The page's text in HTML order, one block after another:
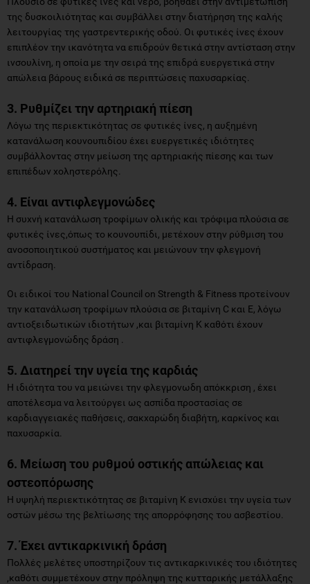
της δυσκοιλιότητας και συμβάλλει στην διατήρηση της καλής
λειτουργίας της γαστρεντερικής οδού. Οι φυτικές ίνες έχουν
επιπλέον την ικανότητα να επιδρούν θετικά στην αντίσταση στην
ινσουλίνη, η οποία με την σειρά της επιδρά ευεργετικά στην
απώλεια βάρους ειδικά σε περιπτώσεις παχυσαρκίας.
3. Ρυθμίζει την αρτηριακή πίεση
Λόγω της περιεκτικότητας σε φυτικές ίνες, η αυξημένη
κατανάλωση κουνουπιδίου έχει ευεργετικές ιδιότητες
συμβάλλοντας στην μείωση της αρτηριακής πίεσης και των
επιπέδων χοληστερόλης.
4. Είναι αντιφλεγμονώδες
Η συχνή κατανάλωση τροφίμων ολικής και τρόφιμα πλούσια σε
φυτικές ίνες,όπως το κουνουπίδι, μετέχουν στην ρύθμιση του
ανοσοποιητικού συστήματος και μειώνουν την φλεγμονή
αντίδραση.
Οι ειδικοί του National Council on Strength & Fitness προτείνουν
την κατανάλωση τροφίμων πλούσια σε βιταμίνη C και E, λόγω
αντιοξειδωτικών ιδιοτήτων ,και βιταμίνη Κ καθότι έχουν
αντιφλεγμονώδης δράση .
5. Διατηρεί την υγεία της καρδιάς
Η ιδιότητα του να μειώνει την φλεγμονωδη απόκκριση , έχει
αποτέλεσμα να λειτούργει ως ασπίδα προστασίας σε
καρδιαγγειακές παθήσεις, σακχαρώδη διαβήτη, καρκίνος και
παχυσαρκία.
6. Μείωση του ρυθμού οστικής απώλειας και
οστεοπόρωσης
Η υψηλή περιεκτικότητας σε βιταμίνη Κ ενισχύει την υγεία των
οστών μέσω της βελτίωσης της απορρόφησης του ασβεστίου.
7. Έχει αντικαρκινική δράση
Πολλές μελέτες υποστηρίζουν τις αντικαρκινικές του ιδιότητες
,καθότι συμμετέχουν στην πρόληψη της κυτταρικής μετάλλαξης